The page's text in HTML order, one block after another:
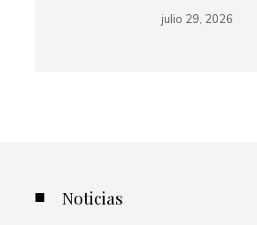
julio 29, 2026
Noticias